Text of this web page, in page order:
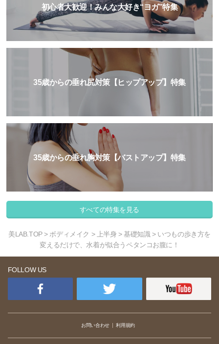
初心者大歓迎！みんな大好き“ヨガ”特集
35歳からの垂れ尻対策【ヒップアップ】特集
35歳からの垂れ胸対策【バストアップ】特集
すべての特集を見る
美LAB.TOP> ボディメイク > 上半身 >基礎知識 > いつもの歩き方を
変えるだけで、水着が似合うペタンコお腹に！
FOLLOW US
お問い合わせ 利用規約